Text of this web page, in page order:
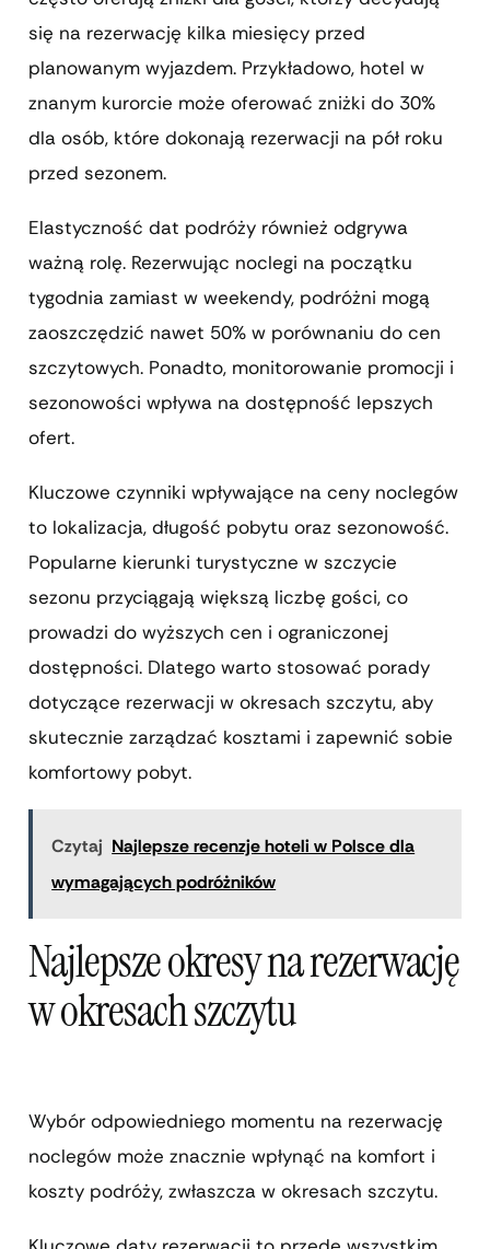
się na rezerwację kilka miesięcy przed
planowanym wyjazdem. Przykładowo, hotel w
znanym kurorcie może oferować zniżki do 30%
dla osób, które dokonają rezerwacji na pół roku
przed sezonem.
Elastyczność dat podróży również odgrywa
ważną rolę. Rezerwując noclegi na początku
tygodnia zamiast w weekendy, podróżni mogą
zaoszczędzić nawet 50% w porównaniu do cen
szczytowych. Ponadto, monitorowanie promocji i
sezonowości wpływa na dostępność lepszych
ofert.
Kluczowe czynniki wpływające na ceny noclegów
to lokalizacja, długość pobytu oraz sezonowość.
Popularne kierunki turystyczne w szczycie
sezonu przyciągają większą liczbę gości, co
prowadzi do wyższych cen i ograniczonej
dostępności. Dlatego warto stosować porady
dotyczące rezerwacji w okresach szczytu, aby
skutecznie zarządzać kosztami i zapewnić sobie
komfortowy pobyt.
Czytaj Najlepsze recenzje hoteli w Polsce dla
wymagających podróżników
Najlepsze okresy na rezerwację
w okresach szczytu
Wybór odpowiedniego momentu na rezerwację
noclegów może znacznie wpłynąć na komfort i
koszty podróży, zwłaszcza w okresach szczytu.